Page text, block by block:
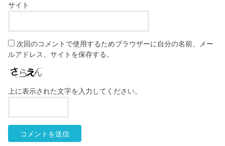
サイト
次回のコメントで使用するためブラウザーに自分の名前、メー
ルアドレス、サイトを保存する。
上に表示された文字を入力してください。